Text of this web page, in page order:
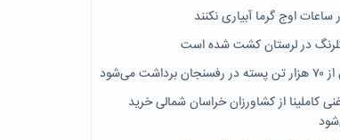
ساعات اوج گرما آبیاری نکنند
می‌شود
کاملینا از کشاورزان خراسان شمالی خرید